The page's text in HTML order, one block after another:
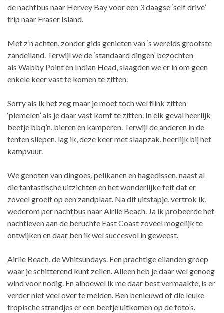
de nachtbus naar Hervey Bay voor een 3 daagse ‘self drive’
trip naar Fraser Island.
Met z’n achten, zonder gids genieten van ‘s werelds grootste
zandeiland. Terwijl we de ‘standaard dingen’ bezochten
als Wabby Point en Indian Head, slaagden we er in om geen
enkele keer vast te komen te zitten.
Sorry als ik het zeg maar je moet toch wel flink zitten
‘piemelen’ als je daar vast komt te zitten. In elk geval heerlijk
beetje bbq’n, bieren en kamperen. Terwijl de anderen in de
tenten sliepen, lag ik, deze keer met slaapzak, heerlijk bij het
kampvuur.
We genoten van dingoes, pelikanen en hagedissen, naast al
die fantastische uitzichten en het wonderlijke feit dat er
zoveel groeit op een zandplaat. Na dit uitstapje, vertrok ik,
wederom per nachtbus naar Airlie Beach. Ja ik probeerde het
nachtleven aan de beruchte East Coast zoveel mogelijk te
ontwijken en daar ben ik wel succesvol in geweest.
Airlie Beach, de Whitsundays. Een prachtige eilanden groep
waar je schitterend kunt zeilen. Alleen heb je daar wel genoeg
wind voor nodig. En alhoewel ik me daar best vermaakte, is er
verder niet veel over te melden. Ben benieuwd of die leuke
tropische strandjes er een beetje uitkomen op de foto’s.